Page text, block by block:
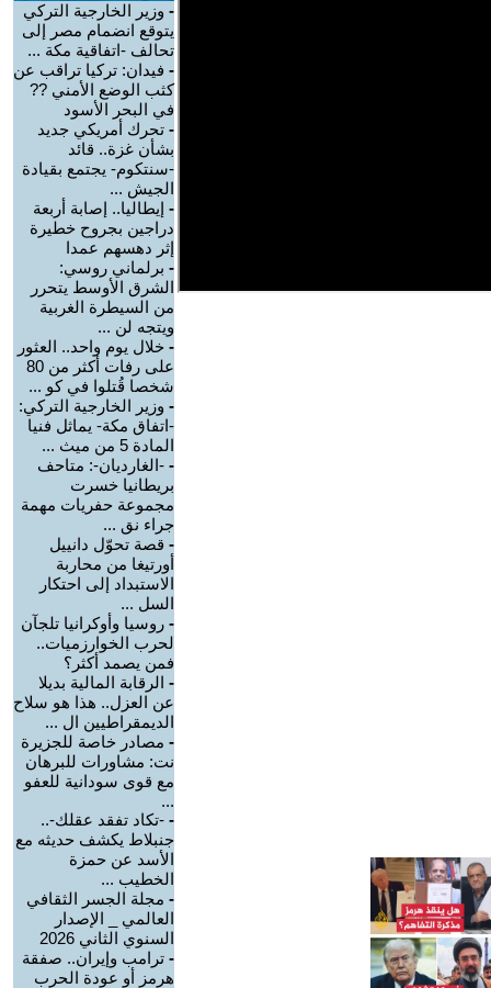
- وزير الخارجية التركي
يتوقع انضمام مصر إلى
تحالف -اتفاقية مكة ...
- فيدان: تركيا تراقب عن
كثب الوضع الأمني ??
في البحر الأسود
- تحرك أمريكي جديد
بشأن غزة.. قائد
-سنتكوم- يجتمع بقيادة
الجيش ...
- إيطاليا.. إصابة أربعة
دراجين بجروح خطيرة
إثر دهسهم عمدا
- برلماني روسي:
الشرق الأوسط يتحرر
من السيطرة الغربية
ويتجه لن ...
- خلال يوم واحد.. العثور
على رفات أكثر من 80
شخصا قُتلوا في كو ...
- وزير الخارجية التركي:
-اتفاق مكة- يماثل فنيا
المادة 5 من ميث ...
- -الغارديان-: متاحف
بريطانيا خسرت
مجموعة حفريات مهمة
جراء نق ...
- قصة تحوّل دانييل
أورتيغا من محاربة
الاستبداد إلى احتكار
السل ...
- روسيا وأوكرانيا تلجآن
لحرب الخوارزميات..
فمن يصمد أكثر؟
- الرقابة المالية بديلا
عن العزل.. هذا هو سلاح
الديمقراطيين ال ...
- مصادر خاصة للجزيرة
نت: مشاورات للبرهان
مع قوى سودانية للعفو
...
- -تكاد تفقد عقلك-..
جنبلاط يكشف حديثه مع
الأسد عن حمزة
الخطيب ...
- مجلة الجسر الثقافي
العالمي _ الإصدار
السنوي الثاني 2026
- ترامب وإيران.. صفقة
هرمز أو عودة الحرب